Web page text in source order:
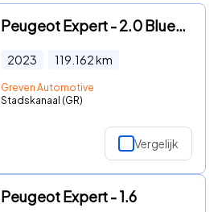
Peugeot Expert - 2.0 BlueHDI L3H1 180PK | DC | 6 Zits | Automaat | Airco | Cr
2023 119.162km
Greven Automotive
Stadskanaal (GR)
Vergelijk
Peugeot Expert - 1.6